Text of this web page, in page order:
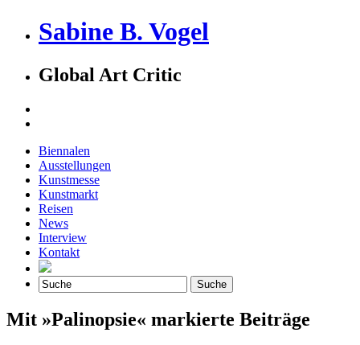
Sabine B. Vogel
Global Art Critic
Biennalen
Ausstellungen
Kunstmesse
Kunstmarkt
Reisen
News
Interview
Kontakt
Mit »Palinopsie« markierte Beiträge